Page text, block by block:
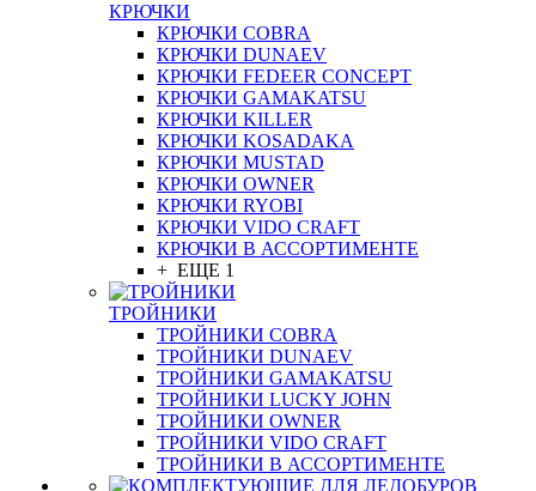
КРЮЧКИ
КРЮЧКИ COBRA
КРЮЧКИ DUNAEV
КРЮЧКИ FEDEER CONCEPT
КРЮЧКИ GAMAKATSU
КРЮЧКИ KILLER
КРЮЧКИ KOSADAKA
КРЮЧКИ MUSTAD
КРЮЧКИ OWNER
КРЮЧКИ RYOBI
КРЮЧКИ VIDO CRAFT
КРЮЧКИ В АССОРТИМЕНТЕ
+ ЕЩЕ 1
ТРОЙНИКИ
ТРОЙНИКИ COBRA
ТРОЙНИКИ DUNAEV
ТРОЙНИКИ GAMAKATSU
ТРОЙНИКИ LUCKY JOHN
ТРОЙНИКИ OWNER
ТРОЙНИКИ VIDO CRAFT
ТРОЙНИКИ В АССОРТИМЕНТЕ